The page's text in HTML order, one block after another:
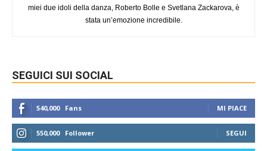
miei due idoli della danza, Roberto Bolle e Svetlana Zackarova, è
stata un’emozione incredibile.
SEGUICI SUI SOCIAL
540,000 Fans MI PIACE
550,000 Follower SEGUI